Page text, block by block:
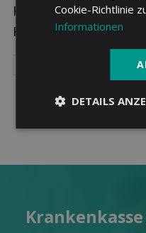
Hier sehen Sie die
Krankenkassen in
Cookie-Richtlinie
Informationen
DETAILS